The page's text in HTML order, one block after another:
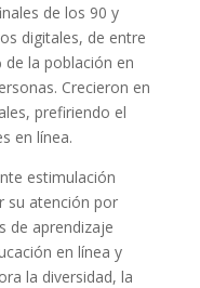
de los 90 y
digitales, de entre
de la población en
Crecieron en
prefiriendo el
en línea.
estimulación
su atención por
de aprendizaje
en línea y
la diversidad, la